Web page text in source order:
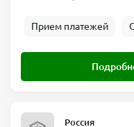
Прием платежей
Россия